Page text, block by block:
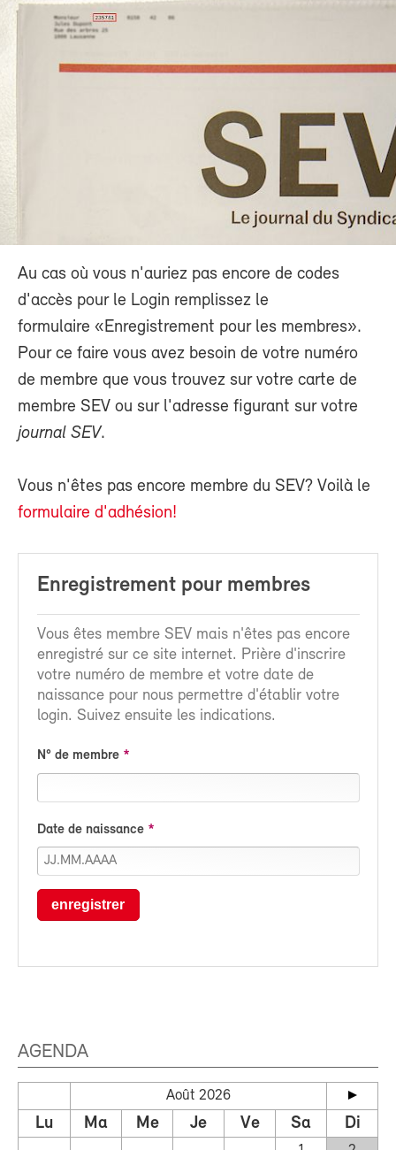
Au cas où vous n'auriez pas encore de codes
d'accès pour le Login remplissez le
formulaire «Enregistrement pour les membres».
Pour ce faire vous avez besoin de votre numéro
de membre que vous trouvez sur votre carte de
membre SEV ou sur l'adresse figurant sur votre
journal SEV.
Vous n'êtes pas encore membre du SEV? Voilà le
formulaire d'adhésion!
Enregistrement pour membres
Vous êtes membre SEV mais n'êtes pas encore
enregistré sur ce site internet. Prière d'inscrire
votre numéro de membre et votre date de
naissance pour nous permettre d'établir votre
login. Suivez ensuite les indications.
N° de membre
Date de naissance
enregistrer
AGENDA
Août 2026
Lu Ma Me Je Ve Sa Di